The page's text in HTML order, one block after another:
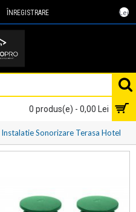
Lei
ÎNREGISTRARE
0 produs(e) - 0,00 Lei
Instalatie Sonorizare Terasa Hotel